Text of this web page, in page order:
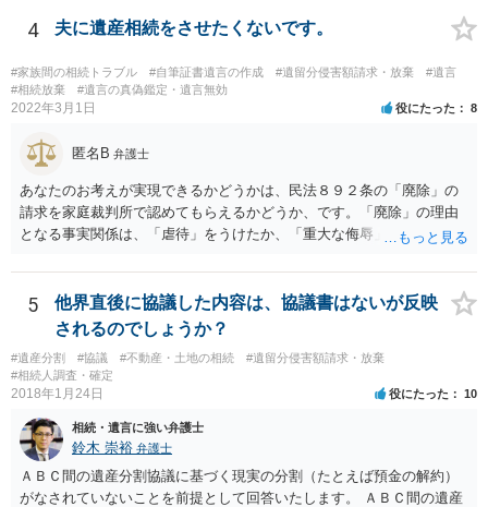
4 夫に遺産相続をさせたくないです。
#家族間の相続トラブル #自筆証書遺言の作成 #遺留分侵害額請求・放棄
#遺言
#相続放棄
#遺言の真偽鑑定・遺言無効
2022年3月1日 役にたった 8
匿名B 弁護士
あなたのお考えが実現できるかどうかは、民法８９２条の「廃除」の
請求を家庭裁判所で認めてもらえるかどうか、です。「廃除」の理由
となる事実関係は、「虐待」をうけたか、「重大な侮辱」を受けた
「廃除」は遺言でも可能です（民法８９３条）。 弁護士に具体的な事
情を話して相談して、「廃除」が可能か、実際に法律相談を受けるこ
とをお勧めします。
5
他界直後に協議した内容は、協議書はないが反映
されるのでしょうか？
#遺産分割 #協議 #不動産・土地の相続
#遺留分侵害額請求・放棄
#相続人調査・確定
2018年1月24日 役にたった 10
相続・遺言に強い弁護士
鈴木 崇裕 弁護士
ＡＢＣ間の遺産分割協議に基づく現実の分割（たとえば預金の解約）
がなされていないことを前提として回答いたします。 ＡＢＣ間の遺産